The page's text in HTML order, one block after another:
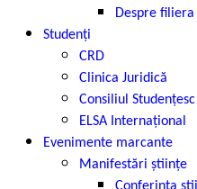
Despre
Studenți
CRD
Clinica Juridică
Consiliul
ELSA Internațional
Evenimente marcante
Manifestări științe
Conferința